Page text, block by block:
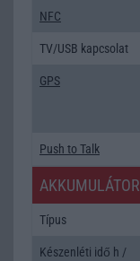
NFC
TV/USB kapcsolat
GPS
Push to Talk
AKKUMULÁTOR
Típus
Készenléti idő h /